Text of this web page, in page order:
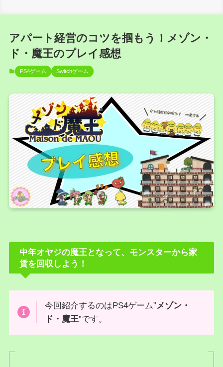
アパート経営のコツを掴もう！メゾン・
ド・魔王のプレイ感想
PS4ゲーム Switchゲーム
中年オヤジの魔王となって、モンスターから家
賃を回収しよう！
今回紹介するのはPS4ゲーム”メゾン・
ド・魔王”です。